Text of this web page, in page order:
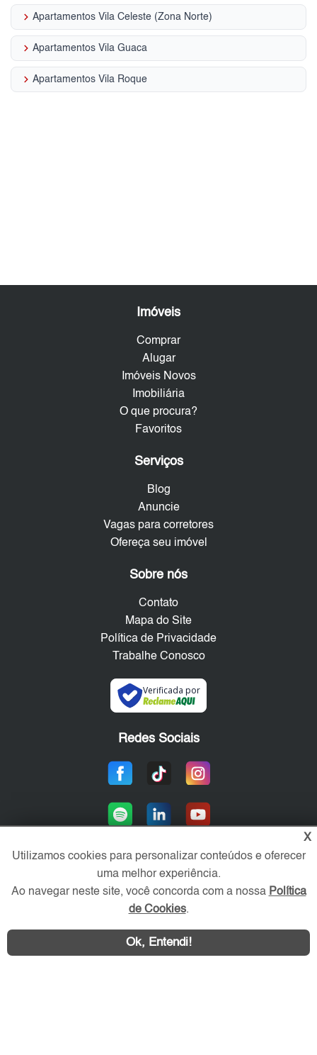
keyboard_arrow_right Apartamentos Vila Celeste (Zona Norte)
keyboard_arrow_right Apartamentos Vila Guaca
keyboard_arrow_right Apartamentos Vila Roque
Imóveis
Comprar
Alugar
Imóveis Novos
Imobiliária
O que procura?
Favoritos
Serviços
Blog
Anuncie
Vagas para corretores
Ofereça seu imóvel
Sobre nós
Contato
Mapa do Site
Política de Privacidade
Trabalhe Conosco
Verificada por
Redes Sociais
Área exclusiva aos anunciantes,
acesse sua conta:
X
Utilizamos cookies para personalizar conteúdos e oferecer
uma melhor experiência.
Ao navegar neste site, você concorda com a nossa Política
de Cookies.
Ok, Entendi!